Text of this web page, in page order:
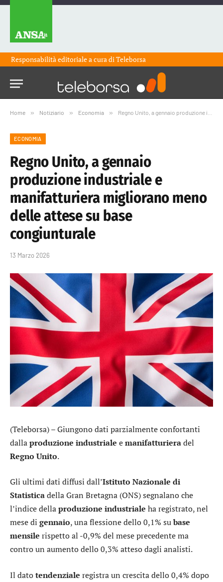
Responsabilità editoriale a cura diTeleborsa
Home » Notiziario » Economia » Regno Unito, a gennaio produzione industriale e manifatturiera migliorano meno delle attese su base congiunturale
ECONOMIA
Regno Unito, a gennaio
produzione industriale e
manifatturiera migliorano meno
delle attese su base
congiunturale
13 Marzo 2026
(Teleborsa) – Giungono dati parzialmente confortanti
dallaproduzione industriale emanifatturieradel
Regno Unito.
Gli ultimi dati diffusi dall’Istituto Nazionale di
Statisticadella Gran Bretagna (ONS) segnalano che
l’indice dellaproduzione industriale ha registrato, nel
mese di gennaio, una flessione dello 0,1% subase
mensile rispetto al -0,9% del mese precedente ma
contro un aumento dello 0,3% atteso dagli analisti.
Il datotendenziale registra un crescita dello 0,4% dopo